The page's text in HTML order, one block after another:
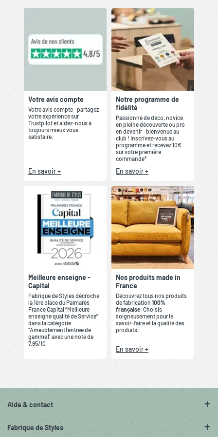
Votre avis compte
Votre avis compte : partagez
votre expérience sur
Trustpilot et aidez-nous à
toujours mieux vous
satisfaire.
En savoir +
Notre programme de
fidélité
Passionné de déco, novice
en pleine découverte ou pro
en devenir : bienvenue au
club ! Inscrivez-vous au
programme et recevez 10€
sur votre première
commande*
En savoir +
Meilleure enseigne -
Capital
Fabrique de Styles décroche
la 1ère place du Palmarès
France Capital “Meilleure
enseigne qualité de Service”
dans la catégorie
“Ameublement (entrée de
gamme)” avec une note de
7,95/10.
Nos produits made in
France
Découvrez tous nos produits
de fabrication 100%
française . Choisis
soigneusement pour le
savoir-faire et la qualité des
produits.
En savoir +
Aide & contact
Fabrique de Styles